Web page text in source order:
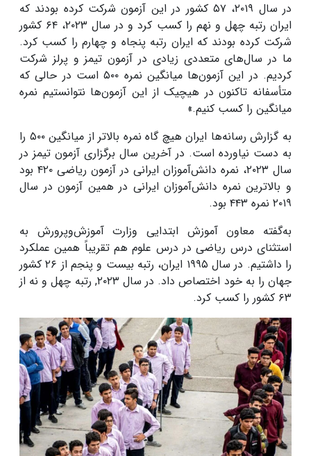
در سال ۲۰۱۹، ۵۷ کشور در این آزمون شرکت کرده بودند که
ایران رتبه چهل و نهم را کسب کرد و در سال ۲۰۲۳، ۶۴ کشور
شرکت کرده بودند که ایران رتبه پنجاه و چهارم را کسب کرد.
ما در سال‌های متعددی زیادی در آزمون تیمز و پرلز شرکت
کردیم. در این آزمون‌ها میانگین نمره ۵۰۰ است در حالی که
متأسفانه تاکنون در هیچیک از این آزمون‌ها نتوانستیم نمره
میانگین را کسب کنیم.»
به گزارش رسانه‌ها ایران هیچ گاه نمره بالاتر از میانگین ۵۰۰ را
به دست نیاورده است. در آخرین سال برگزاری آزمون تیمز در
سال ۲۰۲۳، نمره دانش‌آموزان ایرانی در آزمون ریاضی ۴۲۰ بود
و بالاترین نمره دانش‌آموزان ایرانی در همین آزمون در سال
۲۰۱۹ نمره ۴۴۳ بود.
به‌گفته معاون آموزش ابتدایی وزارت آموزش‌وپرورش به
استثنای درس ریاضی در درس علوم هم تقریباً همین عملکرد
را داشتیم. در سال ۱۹۹۵ ایران، رتبه بیست و پنجم از ۲۶ کشور
جهان را به خود اختصاص داد. در سال ۲۰۲۳, رتبه چهل و نه از
۶۳ کشور را کسب کرد.